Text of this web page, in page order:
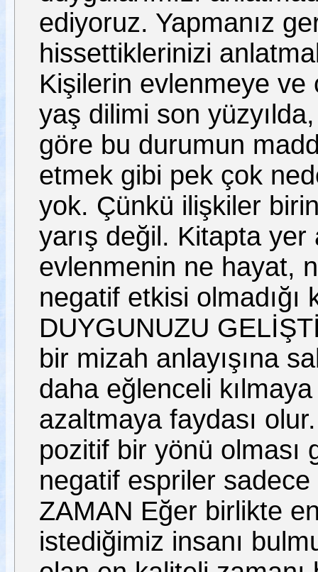
ediyoruz. Yapmanız
hissettiklerinizi
Kişilerin evlenmeye
yaş dilimi son
göre bu durumun
etmek gibi pek çok
yok. Çünkü ilişkiler
yarış değil. Kitapta
evlenmenin ne hayat,
negatif etkisi olmadığı
DUYGUNUZU
bir mizah anlayışına
daha eğlenceli
azaltmaya faydası
pozitif bir yönü olması
negatif espriler sadece
ZAMAN Eğer birlikte
istediğimiz insanı